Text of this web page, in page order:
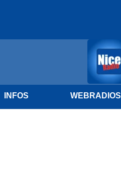
INFOS WEBRADIOS